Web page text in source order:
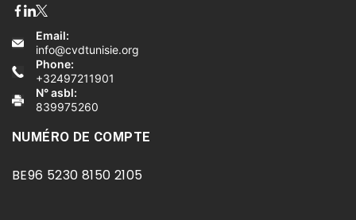
Email:
info@cvdtunisie.org
Phone:
+32497211901
N° asbl:
839975260
NUMÉRO DE COMPTE
BE96 5230 8150 2105